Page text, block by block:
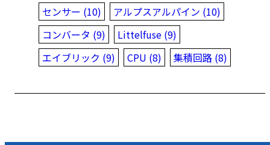
センサー (10)
アルプスアルパイン (10)
コンバータ (9)
Littelfuse (9)
エイブリック (9)
CPU (8) 集積回路 (8)